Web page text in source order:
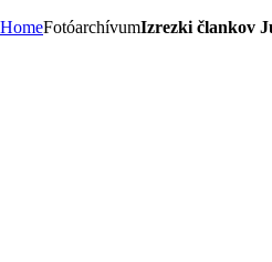
HomeFotóarchívumIzrezki člankov